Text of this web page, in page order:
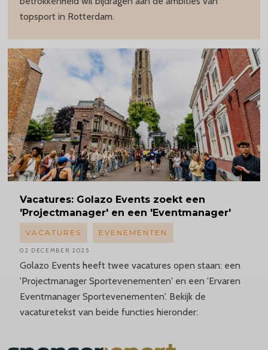
topsport in Rotterdam.
Vacatures: Golazo Events zoekt een
'Projectmanager' en een 'Eventmanager'
Golazo Events heeft twee vacatures open staan: een
'Projectmanager Sportevenementen' en een 'Ervaren
Eventmanager Sportevenementen'. Bekijk de
vacaturetekst van beide functies hieronder:
VACATURES EVENEMENTEN
02 DECEMBER 2025